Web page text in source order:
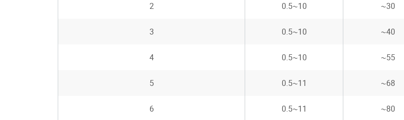
2 0.5~10 ~30
3 0.5~10 ~40
4 0.5~10 ~55
5 0.5~11 ~68
6 0.5~11 ~80